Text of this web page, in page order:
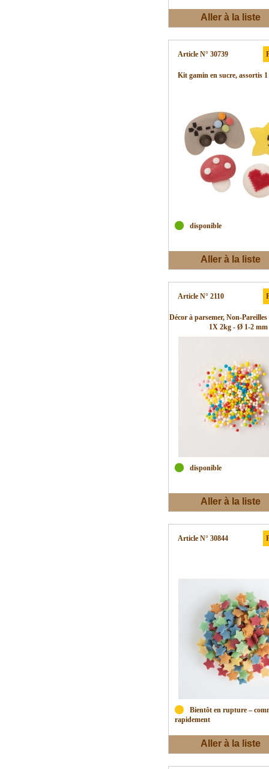
Aller à la liste
Article N° 30739
Kit gamin en sucre, assortis 1
disponible
Aller à la liste
Article N° 2110
Décor à parsemer, Non-
1X 2kg - Ø 1-2 mm
disponible
Aller à la liste
Article N° 30844
Bientôt en rupture –
rapidement
Aller à la liste